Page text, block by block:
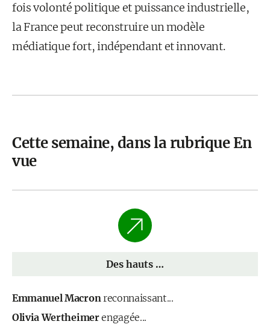
fois volonté politique et puissance industrielle,
la France peut reconstruire un modèle
médiatique fort, indépendant et innovant.
Cette semaine, dans la rubrique En
vue
Des hauts …
Emmanuel Macronreconnaissant...
Olivia Wertheimerengagée...